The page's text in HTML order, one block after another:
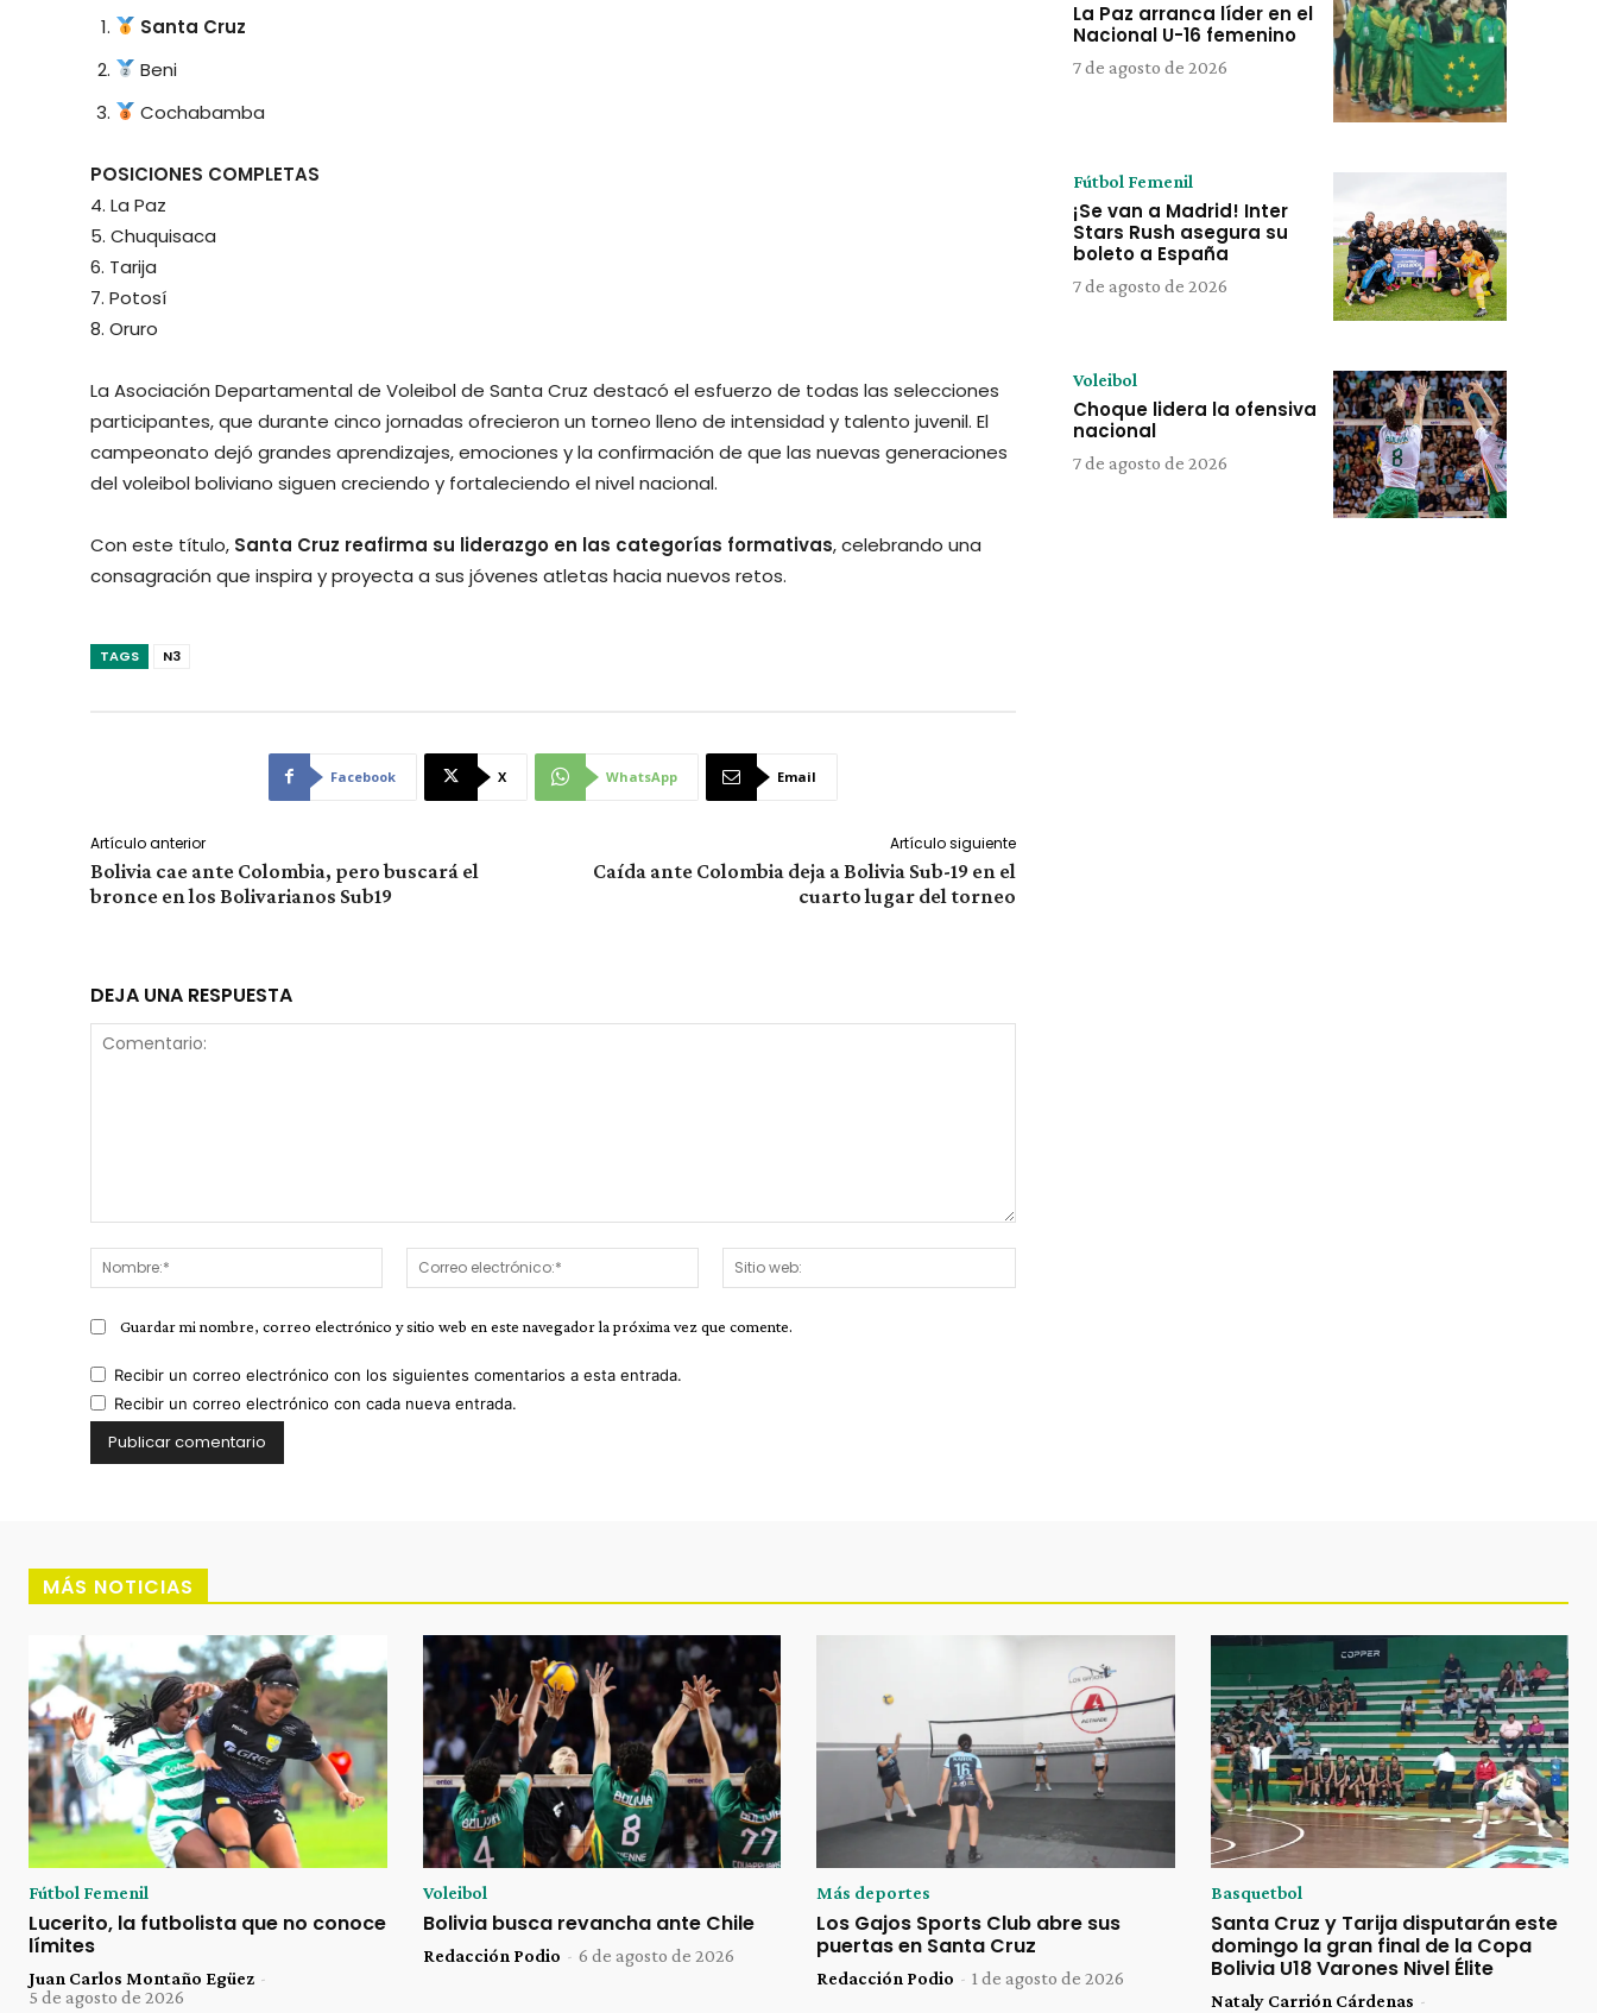
Santa Cruz
Beni
Cochabamba
POSICIONES COMPLETAS
4. La Paz
5. Chuquisaca
6. Tarija
7. Potosí
8. Oruro
La Asociación Departamental de Voleibol de Santa Cruz destacó el esfuerzo de todas las selecciones
participantes, que durante cinco jornadas ofrecieron un torneo lleno de intensidad y talento juvenil. El
campeonato dejó grandes aprendizajes, emociones y la confirmación de que las nuevas generaciones
del voleibol boliviano siguen creciendo y fortaleciendo el nivel nacional.
Con este título, Santa Cruz reafirma su liderazgo en las categorías formativas, celebrando una
consagración que inspira y proyecta a sus jóvenes atletas hacia nuevos retos.
TAGS N3
Facebook X WhatsApp Email
Artículo anterior
Bolivia cae ante Colombia, pero buscará el
bronce en los Bolivarianos Sub19
Artículo siguiente
Caída ante Colombia deja a Bolivia Sub-19 en el
cuarto lugar del torneo
DEJA UNA RESPUESTA
Nombre:*
Correo
electrónico:*
web:
Guardar mi nombre, correo electrónico y sitio web en este navegador la próxima vez que comente.
Recibir un correo electrónico con los siguientes comentarios a esta entrada.
Recibir un correo electrónico con cada nueva entrada.
La Paz arranca líder en el
Nacional U-16 femenino
7 de agosto de 2026
Fútbol Femenil
¡Se van a Madrid! Inter
Stars Rush asegura su
boleto a España
7 de agosto de 2026
Voleibol
Choque lidera la ofensiva
nacional
7 de agosto de 2026
MÁS NOTICIAS
Fútbol Femenil
Lucerito, la futbolista que no conoce
límites
Juan Carlos Montaño Egüez -
5 de agosto de 2026
Voleibol
Bolivia busca revancha ante Chile
Redacción Podio - 6 de agosto de 2026
Más deportes
Los Gajos Sports Club abre sus
puertas en Santa Cruz
Redacción Podio - 1 de agosto de 2026
Basquetbol
Santa Cruz y Tarija disputarán este
domingo la gran final de la Copa
Bolivia U18 Varones Nivel Élite
Nataly Carrión Cárdenas -